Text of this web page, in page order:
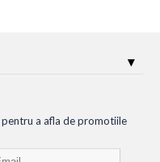
pentru a afla de promotiile